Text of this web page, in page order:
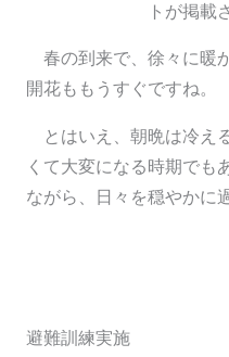
春の到来で、徐々に暖
開花ももうすぐですね。
とはいえ、朝晩は冷え
くて大変になる時期でも
ながら、日々を穏やかに
避難訓練実施